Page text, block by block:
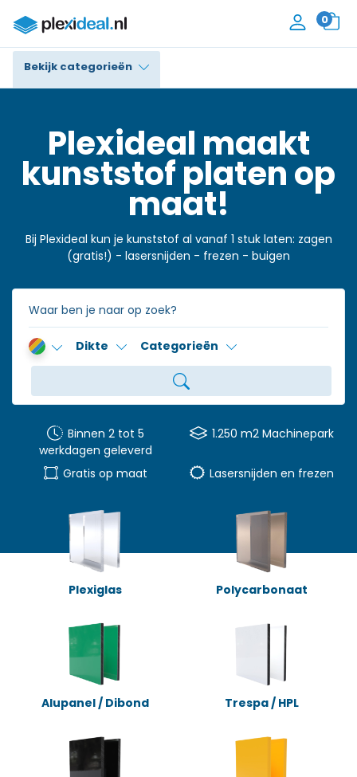
0
Bekijk categorieën
Polycarbonaat
Trespa® / HPL
Alupanel / Dibond®
Polyethyleen
Accessoires
Contact
Plexideal maakt
kunststof platen op
maat!
Bij Plexideal kun je kunststof al vanaf 1 stuk laten: zagen
(gratis!) - lasersnijden - frezen - buigen
Dikte Categorieën
Binnen 2 tot 5
werkdagen geleverd
1.250 m2 Machinepark
Gratis op maat Lasersnijden en frezen
Plexiglas Polycarbonaat
Alupanel / Dibond Trespa / HPL